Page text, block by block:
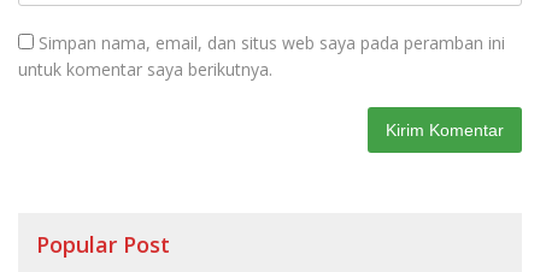
Simpan nama, email, dan situs web saya pada peramban ini
untuk komentar saya berikutnya.
Popular Post